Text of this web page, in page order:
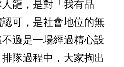
龍，是對「我有品
可，是社會地位的無
過是一場經過精心設
隊過程中，大家掏出